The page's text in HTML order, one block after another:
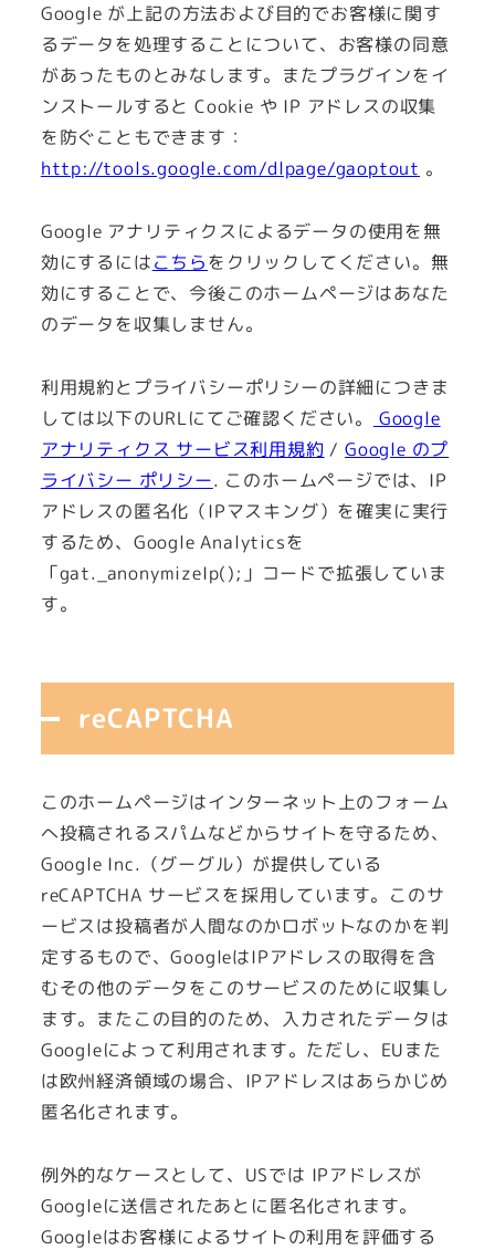
Google が上記の方法および目的でお客様に関す
るデータを処理することについて、お客様の同意
があったものとみなします。またプラグインをイ
ンストールすると Cookie や IP アドレスの収集
を防ぐこともできます：
http://tools.google.com/dlpage/gaoptout 。
Google アナリティクスによるデータの使用を無
効にするにはこちらをクリックしてください。無
効にすることで、今後このホームページはあなた
のデータを収集しません。
利用規約とプライバシーポリシーの詳細につきま
しては以下のURLにてご確認ください。
Google
アナリティクス サービス利用規約 /Google のプ
ライバシー ポリシー. このホームページでは、IP
アドレスの匿名化（IPマスキング）を確実に実行
するため、Google Analyticsを
「gat._anonymizeIp();」コードで拡張していま
す。
reCAPTCHA
このホームページはインターネット上のフォーム
へ投稿されるスパムなどからサイトを守るため、
Google Inc.（グーグル）が提供している
reCAPTCHA サービスを採用しています。このサ
ービスは投稿者が人間なのかロボットなのかを判
定するもので、GoogleはIPアドレスの取得を含
むその他のデータをこのサービスのために収集し
ます。またこの目的のため、入力されたデータは
Googleによって利用されます。ただし、EUまた
は欧州経済領域の場合、IPアドレスはあらかじめ
匿名化されます。
例外的なケースとして、USでは IPアドレスが
Googleに送信されたあとに匿名化されます。
Googleはお客様によるサイトの利用を評価する